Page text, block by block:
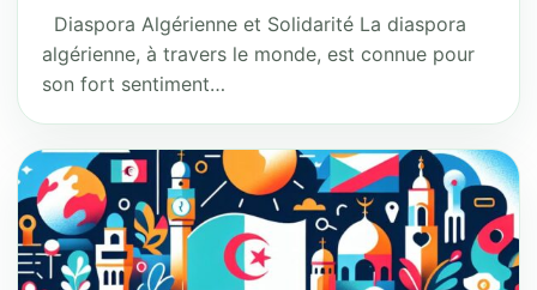
Diaspora Algérienne et Solidarité La diaspora
algérienne, à travers le monde, est connue pour
son fort sentiment…